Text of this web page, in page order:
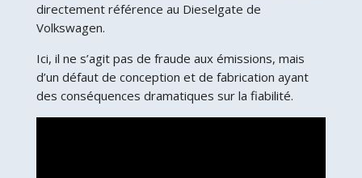
directement référence au Dieselgate de
Volkswagen.
Ici, il ne s’agit pas de fraude aux émissions, mais
d’un défaut de conception et de fabrication ayant
des conséquences dramatiques sur la fiabilité.